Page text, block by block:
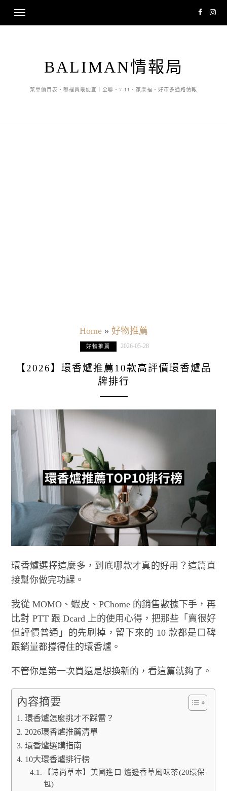
BALIMAN情報局
菜單價目表・哪裡買最便宜｜全聯・7-11・家樂福・好市多通路情報
Home» 好物推薦
好物推薦 2026-05-28
【2026】環香爐推薦10款高評價環香爐品
牌排行
環香爐選擇這麼多，到底哪款才真的好用？這篇直
接幫你做完功課。
我從 MOMO、蝦皮、PChome 的銷售數據下手，再
比對 PTT 跟 Dcard 上的使用心得，把那些「賣很好
但評價普通」的先刷掉，留下來的 10 款都是口碑
跟銷量都撐得住的環香爐。
不管你是第一次買還是想換新的，看這篇就夠了。
內容摘要
環香爐怎麼挑才不踩雷？
2026環香爐推薦清單
環香爐選購指南
10大環香爐排行榜
【詩尚草本】美國進口 爐邊香草風味茶(20環保
包)